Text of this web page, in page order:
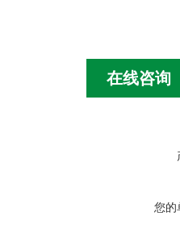
在线咨询
您的